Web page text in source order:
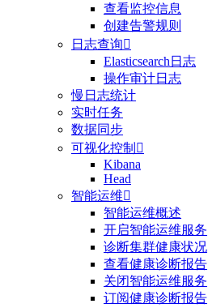
查看监控信息
创建告警规则
日志查询
Elasticsearch日志
操作审计日志
慢日志统计
实时任务
数据同步
可视化控制 
Kibana
Head
智能运维
智能运维概述
开启智能运维服务
诊断集群健康状况
查看健康诊断报告
关闭智能运维服务
订阅健康诊断报告